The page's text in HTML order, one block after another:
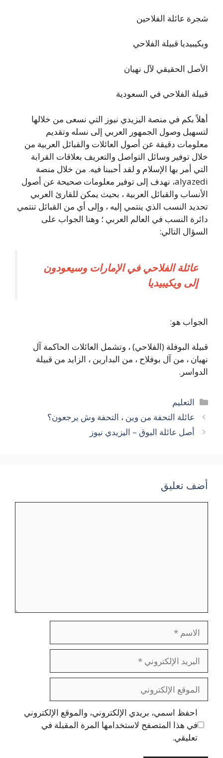
شجرة عائلة الفلاحين
ويكيبيديا قبيلة الفلاحي
الأصل الحقيقي لآل نهيان
قبيلة الفلاحي في السعودية
أهلاً بكم في منصة اليزيدي نيوز التي نسعى من خلالها
لتسهيل وصول الجمهور العربي إلى نسله وتقديم
معلومات دقيقة عن أصول العائلات والقبائل العربية من
خلال توفير وسائل التواصل والتعريف بعلاقات القرابة
التي أمر بها الإسلام و لقد أحببنا فيه. من خلال منصة
alyazedi، نهدف إلى توفير معلومات صحيحة عن أصول
الأنساب والقبائل العربية ، بحيث يمكن للقارئ العربي
تحديد النسب الذي ينتمي إليه ، وإلى أي من القبائل تنتمي
دائرة النسب في العالم العربي ؛ وهنا الجواب على
السؤال التالي:
عائلة الفلاحي في الإمارات وسيعودون
إلى ويكيبيديا
الجواب هو:
قبيلة البوفلة (الفلاحي) ، وتشمل العائلات الحاكمة آل
نهيان ، من آل بوفلاح ، من البدارين ، الزايد من قبيلة
الدواسر.
التصنيفات
التعليم
عائلة التحفة من وين ، التحفة وش يرجعون؟
أصل عائلة البوق – اليزيدي نيوز
أضف تعليق
الاسم
البريد
الإلكتروني
الموقع
الإلكتروني
احفظ اسمي، بريدي الإلكتروني، والموقع الإلكتروني
في هذا المتصفح لاستخدامها المرة المقبلة في
تعليقي.